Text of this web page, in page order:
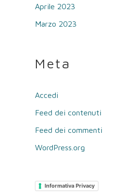
Aprile 2023
Marzo 2023
Meta
Accedi
Feed dei contenuti
Feed dei commenti
WordPress.org
Informativa Privacy